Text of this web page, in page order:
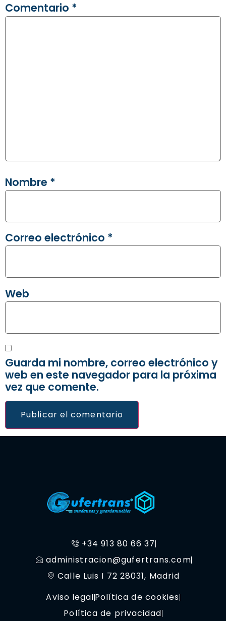
Comentario *
Nombre *
Correo electrónico *
Web
Guarda mi nombre, correo electrónico y
web en este navegador para la próxima
vez que comente.
+34 913 80 66 37
administracion@gufertrans.com
Calle Luis I 72 28031, Madrid
Aviso legalPolítica de cookies
Política de privacidad